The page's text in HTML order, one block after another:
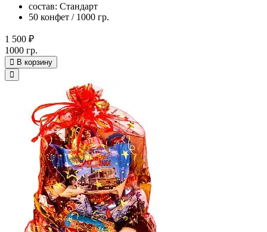
состав: Стандарт
50 конфет / 1000 гр.
1 500 ₽
1000 гр.
В корзину